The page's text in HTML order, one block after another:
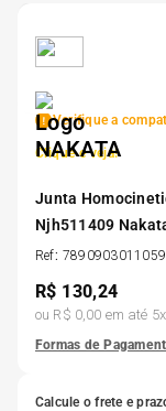
Verifique a
Clique e veja!
Junta
Njh511409
Ref: 7890903011059
R$ 130,24
ou R$ 0,00 em até 5
Formas de
Calcule o frete e
5º
7
8º 185 60r15
9º 205 55r16